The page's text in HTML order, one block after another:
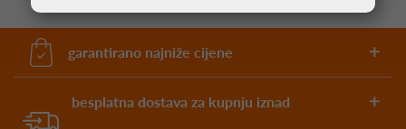
garantirano najniže cijene
besplatna dostava za kupnju iznad